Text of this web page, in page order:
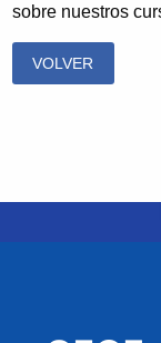
sobre nuestros
VOLVER